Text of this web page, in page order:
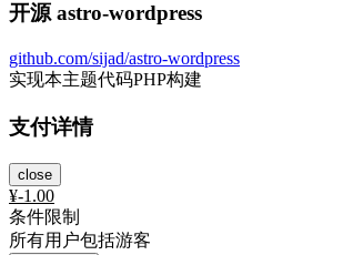
开源 astro-wordpress
github.com/sijad/astro-wordpress
实现本主题代码PHP构建
支付详情
close
¥-1.00
条件限制
所有用户包括游客